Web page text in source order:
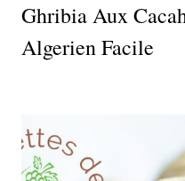
Ghribia Aux
Algerien Facile